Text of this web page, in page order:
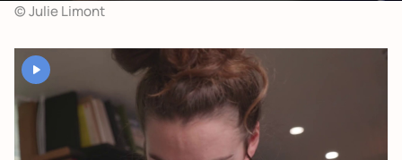
© Julie Limont
YouTube est désactivé. Autorisez le dépôt de cookies pour accéder
au contenu.